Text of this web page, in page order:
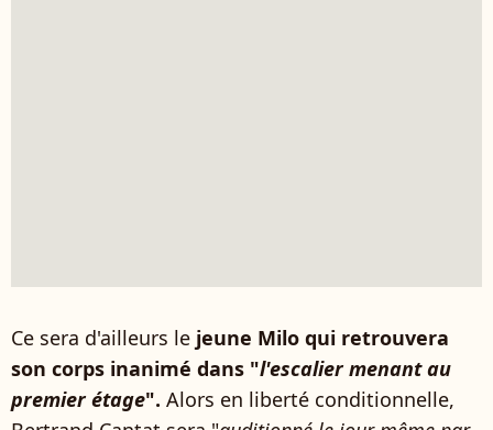
Ce sera d'ailleurs le jeune Milo qui retrouvera
son corps inanimé dans "l'escalier menant au
premier étage". Alors en liberté conditionnelle,